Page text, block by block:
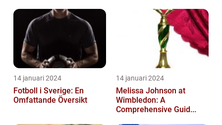
14 januari 2024
Fotboll i Sverige: En
Omfattande Översikt
14 januari 2024
Melissa Johnson at
Wimbledon: A
Comprehensive Guid...